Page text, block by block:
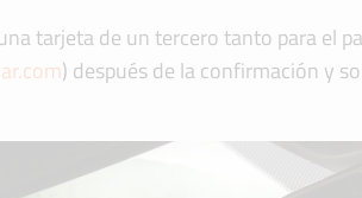
tarjeta de un tercero tanto para el
) después de la confirmación y